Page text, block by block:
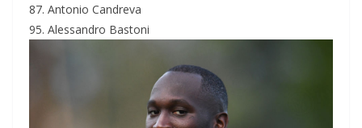
87. Antonio Candreva
95. Alessandro Bastoni